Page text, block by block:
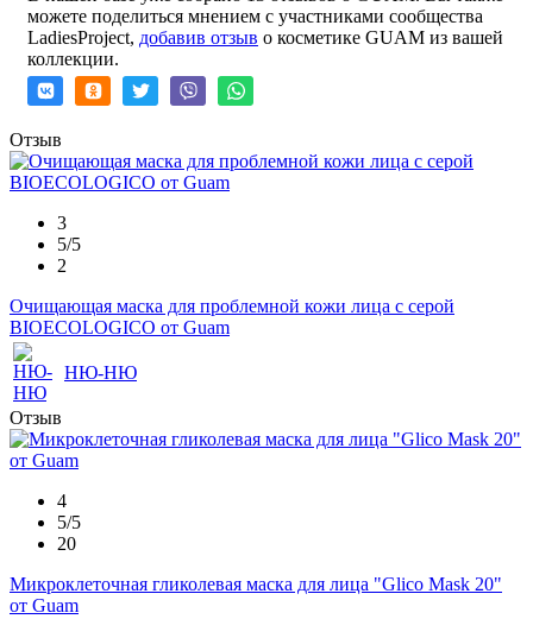
можете поделиться мнением с участниками сообщества
LadiesProject, добавив отзыв о косметике GUAM из вашей
коллекции.
Отзыв
3
5/5
2
Очищающая маска для проблемной кожи лица с серой
BIOECOLOGICO от Guam
НЮ-НЮ
Отзыв
4
5/5
20
Микроклеточная гликолевая маска для лица "Glico Mask 20"
от Guam